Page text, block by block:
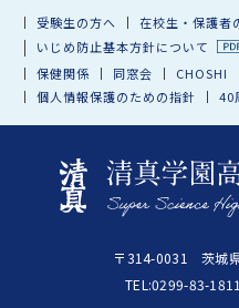
受験生の方へ 在校生・保護者
いじめ防止基本方針について
保健関係
同窓会 CHOSHI
個人情報保護のための指針
40
〒314-0031 茨城
TEL:0299-83-